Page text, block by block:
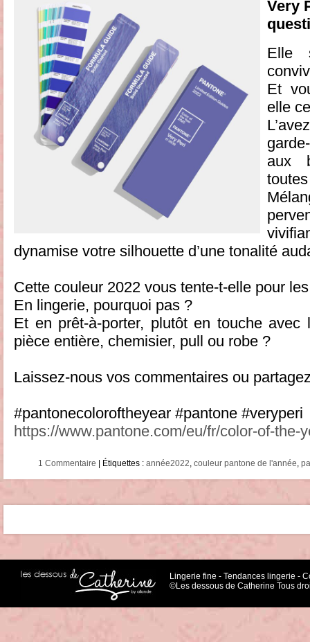
Very
Elle
Et
elle
aux
dynamise votre silhouette d’une tonalité
Cette couleur 2022 vous tente-t-elle pour
En lingerie, pourquoi pas ?
Et en prêt-à-porter, plutôt en touche
pièce entière, chemisier, pull ou robe ?
Laissez-nous vos commentaires ou
#pantonecoloroftheyear #pantone #veryperi
https://www.pantone.com/eu/fr/color-of-the-
1 Commentaire | Étiquettes : année2022, couleur pantone de l'année,
Lingerie fine - Tendances lingerie -
©Les dessous de Catherine Tous